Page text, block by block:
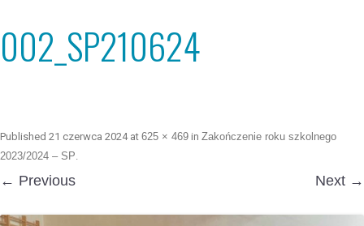
002_SP210624
Published 21 czerwca 2024at 625 × 469 in Zakończenie roku szkolnego
2023/2024 – SP.
← Previous Next →